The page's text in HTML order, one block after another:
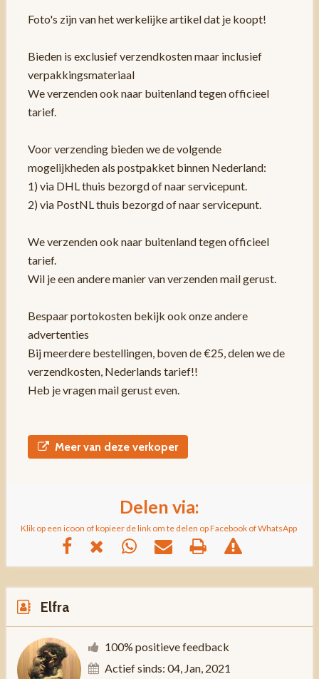
Foto's zijn van het werkelijke artikel dat je koopt!
Bieden is exclusief verzendkosten maar inclusief
verpakkingsmateriaal
We verzenden ook naar buitenland tegen officieel
tarief.
Voor verzending bieden we de volgende
mogelijkheden als postpakket binnen Nederland:
1) via DHL thuis bezorgd of naar servicepunt.
2) via PostNL thuis bezorgd of naar servicepunt.
We verzenden ook naar buitenland tegen officieel
tarief.
Wil je een andere manier van verzenden mail gerust.
Bespaar portokosten bekijk ook onze andere
advertenties
Bij meerdere bestellingen, boven de €25, delen we de
verzendkosten, Nederlands tarief!!
Heb je vragen mail gerust even.
Meer van deze verkoper
Delen via:
Klik op een icoon of kopieer de link om te delen op Facebook of WhatsApp
Elfra
100% positieve feedback
Actief sinds: 04, Jan, 2021